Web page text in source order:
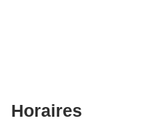
Horaires